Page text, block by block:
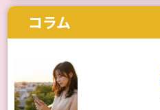
コラム